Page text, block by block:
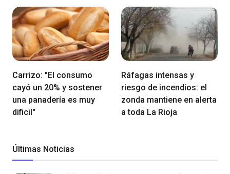
Carrizo: "El consumo
cayó un 20% y sostener
una panadería es muy
dificil"
Ráfagas intensas y
riesgo de incendios: el
zonda mantiene en alerta
a toda La Rioja
Últimas Noticias